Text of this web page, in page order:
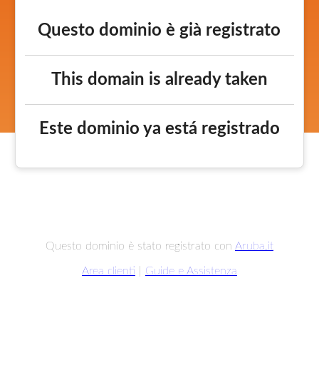
Questo dominio è già registrato
This domain is already taken
Este dominio ya está registrado
Questo dominio è stato registrato con Aruba.it
Area clienti Guide e Assistenza